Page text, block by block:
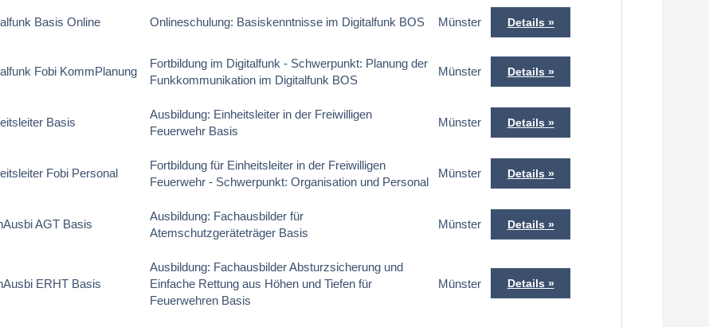
Basis Online Onlineschulung: Basiskenntnisse im Digitalfunk BOS Münster Details
Fobi KommPlanung
Fortbildung im Digitalfunk - Schwerpunkt: Planung der
Funkkommunikation im Digitalfunk BOS
Münster Details
Basis
Ausbildung: Einheitsleiter in der Freiwilligen
Feuerwehr Basis
Münster Details
Fobi Personal
Fortbildung für Einheitsleiter in der Freiwilligen
Feuerwehr - Schwerpunkt: Organisation und Personal
Münster Details
AGT Basis
Ausbildung: Fachausbilder für
Atemschutzgeräteträger Basis
Münster Details
ERHT Basis
Ausbildung: Fachausbilder Absturzsicherung und
Einfache Rettung aus Höhen und Tiefen für
Feuerwehren Basis
Münster Details